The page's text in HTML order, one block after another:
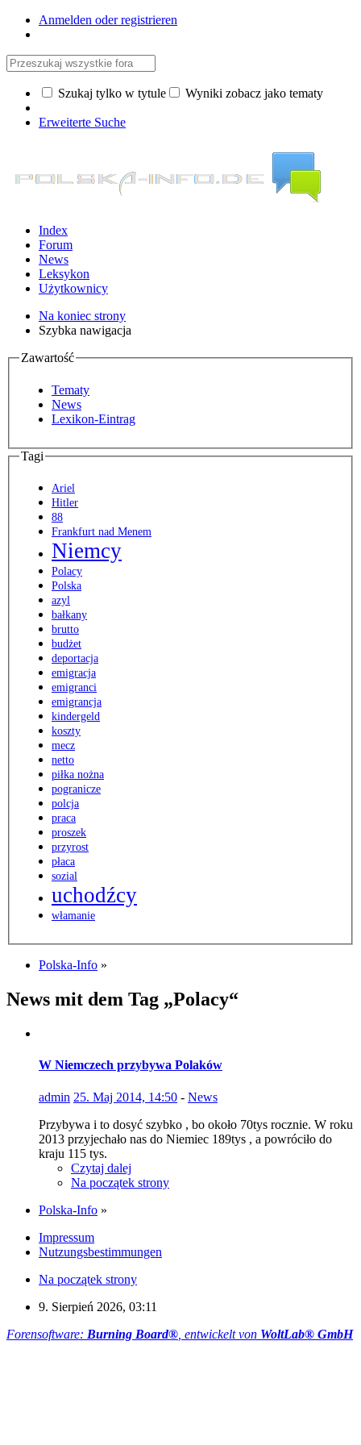
Anmelden oder registrieren
Szukaj tylko w tytule Wyniki zobacz jako tematy
Erweiterte Suche
Index
Forum
News
Leksykon
Użytkownicy
Na koniec strony
Szybka nawigacja
Zawartość
Tematy
News
Lexikon-Eintrag
Tagi
Ariel
Hitler
88
Frankfurt nad Menem
Niemcy
Polacy
Polska
azyl
bałkany
brutto
budżet
deportacja
emigracja
emigranci
emigrancja
kindergeld
koszty
mecz
netto
piłka nożna
pogranicze
polcja
praca
proszek
przyrost
płaca
sozial
uchodźcy
włamanie
Polska-Info »
News mit dem Tag „Polacy“
W Niemczech przybywa Polaków
admin 25. Maj 2014, 14:50 - News
Przybywa i to dosyć szybko , bo około 70tys rocznie. W roku
2013 przyjechało nas do Niemiec 189tys , a powróciło do
kraju 115 tys.
Czytaj dalej
Na początek strony
Polska-Info »
Impressum
Nutzungsbestimmungen
Na początek strony
9. Sierpień 2026, 03:11
Forensoftware: Burning Board® , entwickelt von WoltLab® GmbH